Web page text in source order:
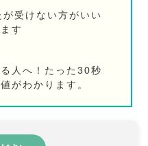
受けない方がいい
す
人へ！たった30秒
がわかります。